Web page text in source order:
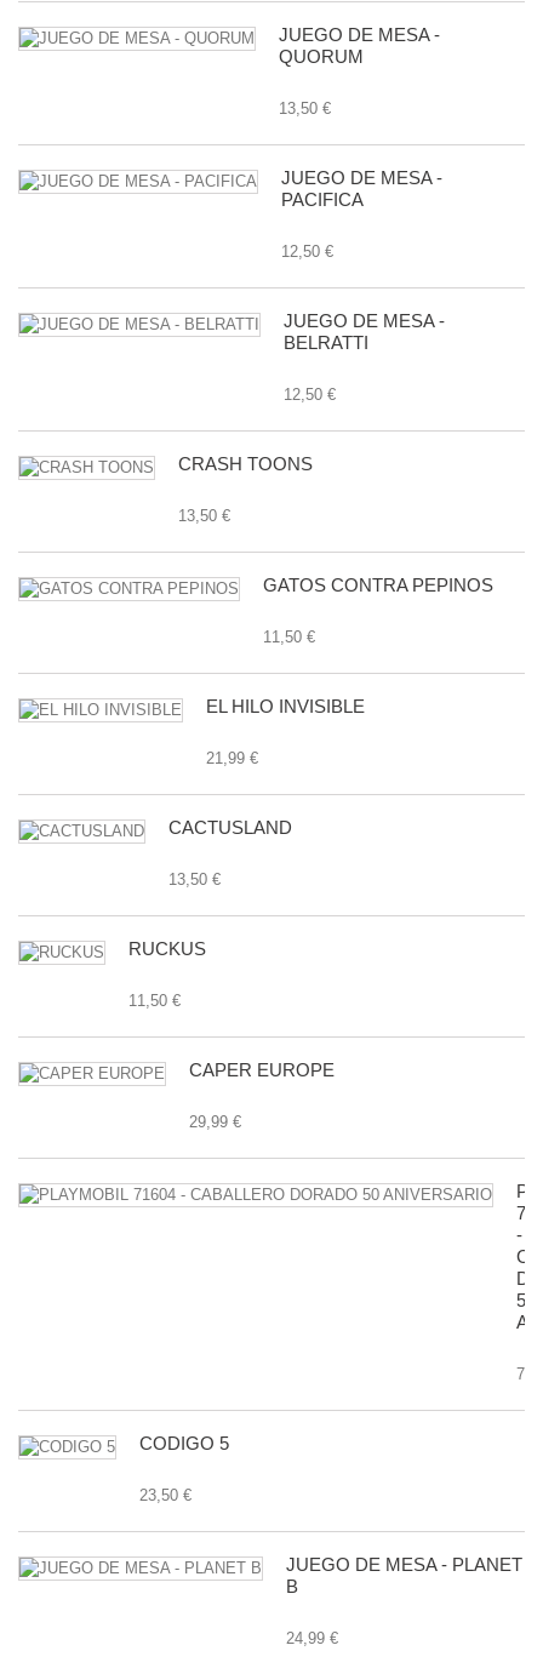
JUEGO DE MESA -
QUORUM
13,50 €
JUEGO DE MESA -
PACIFICA
12,50 €
JUEGO DE MESA -
BELRATTI
12,50 €
CRASH TOONS
13,50 €
GATOS CONTRA PEPINOS
11,50 €
EL HILO INVISIBLE
21,99 €
CACTUSLAND
13,50 €
RUCKUS
11,50 €
CAPER EUROPE
29,99 €
-
50
CODIGO 5
23,50 €
JUEGO DE MESA - PLANET
B
24,99 €